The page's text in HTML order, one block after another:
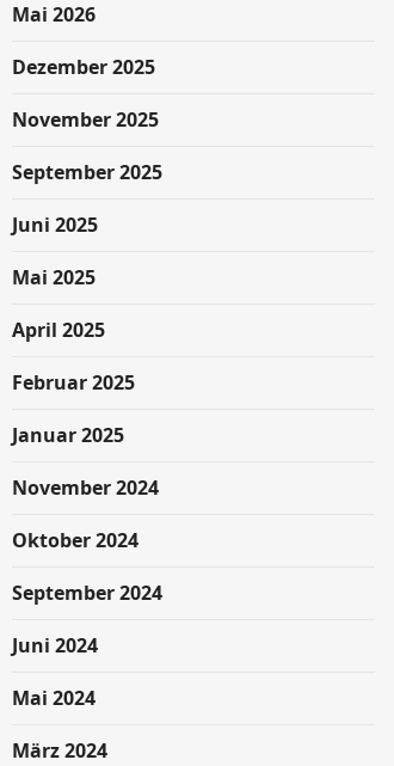
Mai 2026
Dezember 2025
November 2025
September 2025
Juni 2025
Mai 2025
April 2025
Februar 2025
Januar 2025
November 2024
Oktober 2024
September 2024
Juni 2024
Mai 2024
März 2024